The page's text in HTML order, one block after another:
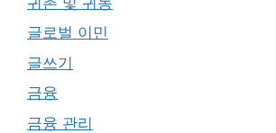
글로벌 이민
글쓰기
금융
금융 관리